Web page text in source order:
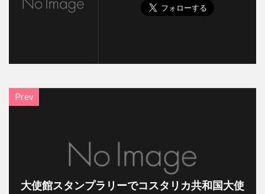
Prev
大使館スタンプラリーでコスタリカ共和国大使